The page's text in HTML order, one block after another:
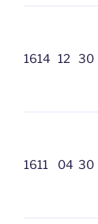
1614 12 30
1611 04 30